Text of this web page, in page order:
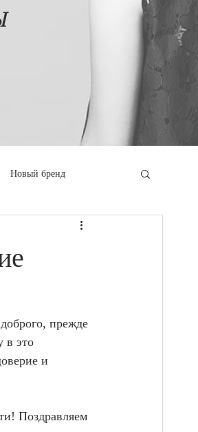
Новый бренд
прежде
в это
и
Поздравляем